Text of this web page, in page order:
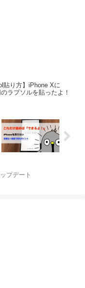
貼り方】iPhone Xに
ラプソルを貼ったよ！
プデート